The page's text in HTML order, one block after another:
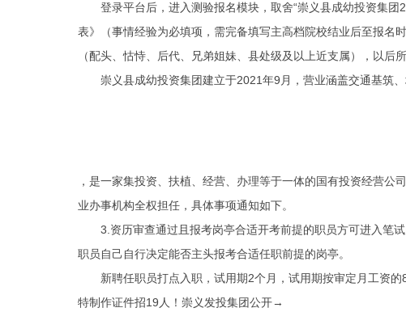
登录平台后，进入测验报名模块，取舍“崇义县成幼投资集团
表》（事情经验为必填项，需完备填写主高档院校结业后至报名
（配头、怙恃、后代、兄弟姐妹、县处级及以上近支属），以
崇义县成幼投资集团建立于2021年9月，营业涵盖交通基筑、
，是一家集投资、扶植、经营、办理等于一体的国有投资经营
业办事机构全权担任，具体事项通知如下。
3.资历审查通过且报考岗亭合适开考前提的职员方可进入笔试
职员自己自行决定能否主头报考合适任职前提的岗亭。
新聘任职员打点入职，试用期2个月，试用期按审定月工资的
特制作证件招19人！崇义发投集团公开→